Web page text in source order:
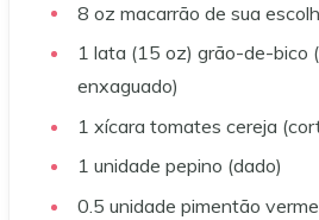
8 oz macarrão de sua
1 lata (15 oz) grão-de-bico
enxaguado)
1 xícara tomates cereja
1 unidade pepino (dado)
0.5 unidade pimentão